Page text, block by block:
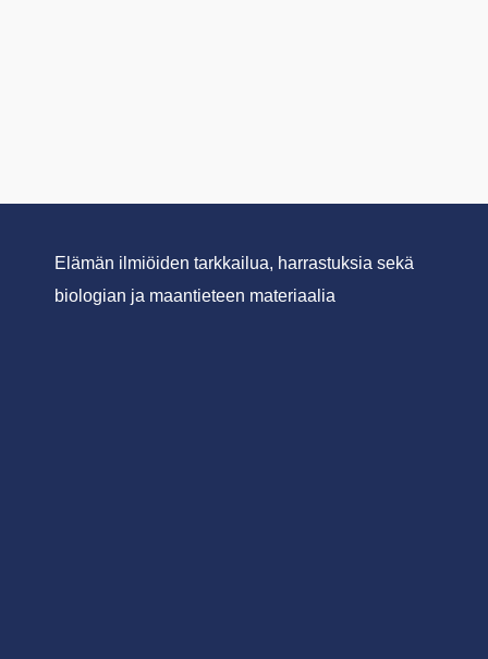
Elämän ilmiöiden tarkkailua, harrastuksia sekä
biologian ja maantieteen materiaalia